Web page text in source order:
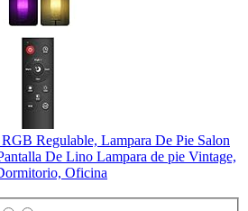
Regulable, Lampara De Pie Salon
De Lino Lampara de pie Vintage,
Oficina